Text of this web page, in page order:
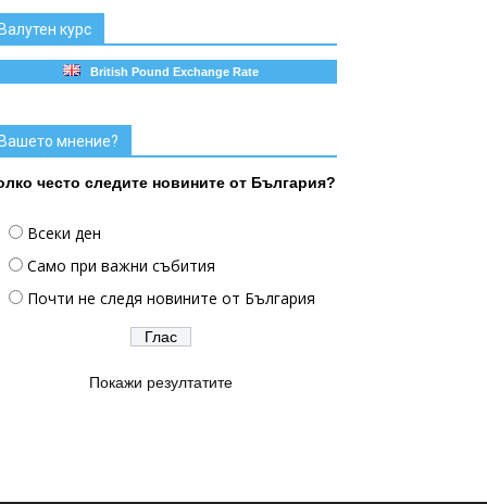
курс
British Pound Exchange Rate
мнение?
често следите новините от България?
Всеки ден
Само при важни събития
Почти не следя новините от България
Покажи резултатите